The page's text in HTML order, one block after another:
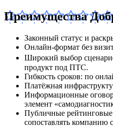
Преимущества
Законный статус и
Онлайн‑формат без
Широкий выбор
продукт под ПТС.
Гибкость сроков: по
Платёжная
Информационные
элемент
Публичные рейтинговые
сопоставлять компанию